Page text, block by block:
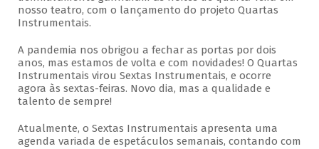
nosso teatro, com o lançamento do projeto Quartas
Instrumentais.
A pandemia nos obrigou a fechar as portas por dois
anos, mas estamos de volta e com novidades! O Quartas
Instrumentais virou Sextas Instrumentais, e ocorre
agora às sextas-feiras. Novo dia, mas a qualidade e
talento de sempre!
Atualmente, o Sextas Instrumentais apresenta uma
agenda variada de espetáculos semanais, contando com